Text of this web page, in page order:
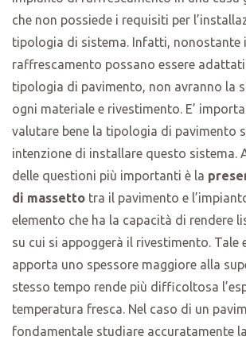
che non possiede i requisiti per
tipologia di sistema. Infatti, nonostante
raffrescamento possano essere
tipologia di pavimento, non avranno la
ogni materiale e rivestimento. E’
valutare bene la tipologia di pavimento
intenzione di installare questo sistema.
delle questioni più importanti è la
di massetto tra il pavimento e
elemento che ha la capacità di rendere
su cui si appoggerà il rivestimento. Tale
apporta uno spessore maggiore alla
stesso tempo rende più difficoltosa
temperatura fresca. Nel caso di un
fondamentale studiare accuratamente